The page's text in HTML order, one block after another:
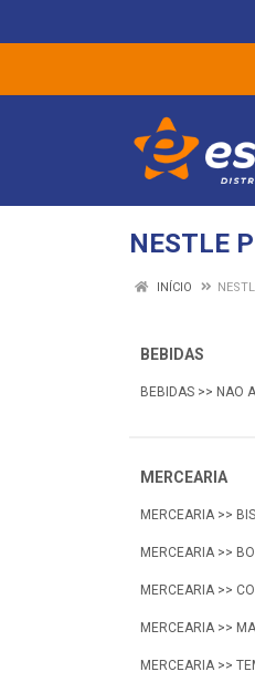
NESTLE
INÍCIO
BEBIDAS
BEBIDAS >> NAO
MERCEARIA
MERCEARIA >>
MERCEARIA >>
MERCEARIA >>
MERCEARIA >>
MERCEARIA >>